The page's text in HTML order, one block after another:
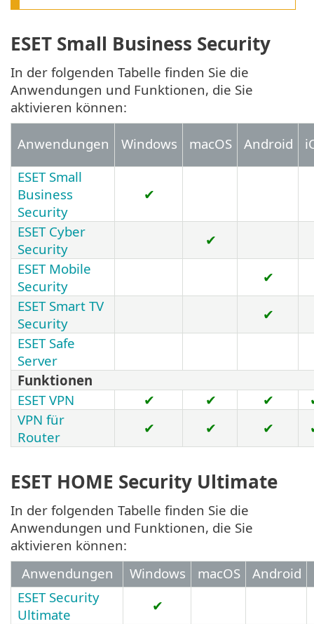
ESET Small Business Security
In der folgenden Tabelle finden Sie die
Anwendungen und Funktionen, die Sie
aktivieren können:
Anwendungen Windows macOS Android
ESET Small
Business
Security
✔
ESET Cyber
Security
✔
ESET Mobile
Security
✔
ESET Smart TV
Security
✔
ESET Safe
Server
Funktionen
ESET VPN
✔ ✔ ✔
VPN für
Router
✔ ✔ ✔
ESET HOME Security Ultimate
In der folgenden Tabelle finden Sie die
Anwendungen und Funktionen, die Sie
aktivieren können:
Anwendungen
Windows macOS Android
ESET Security
Ultimate
✔